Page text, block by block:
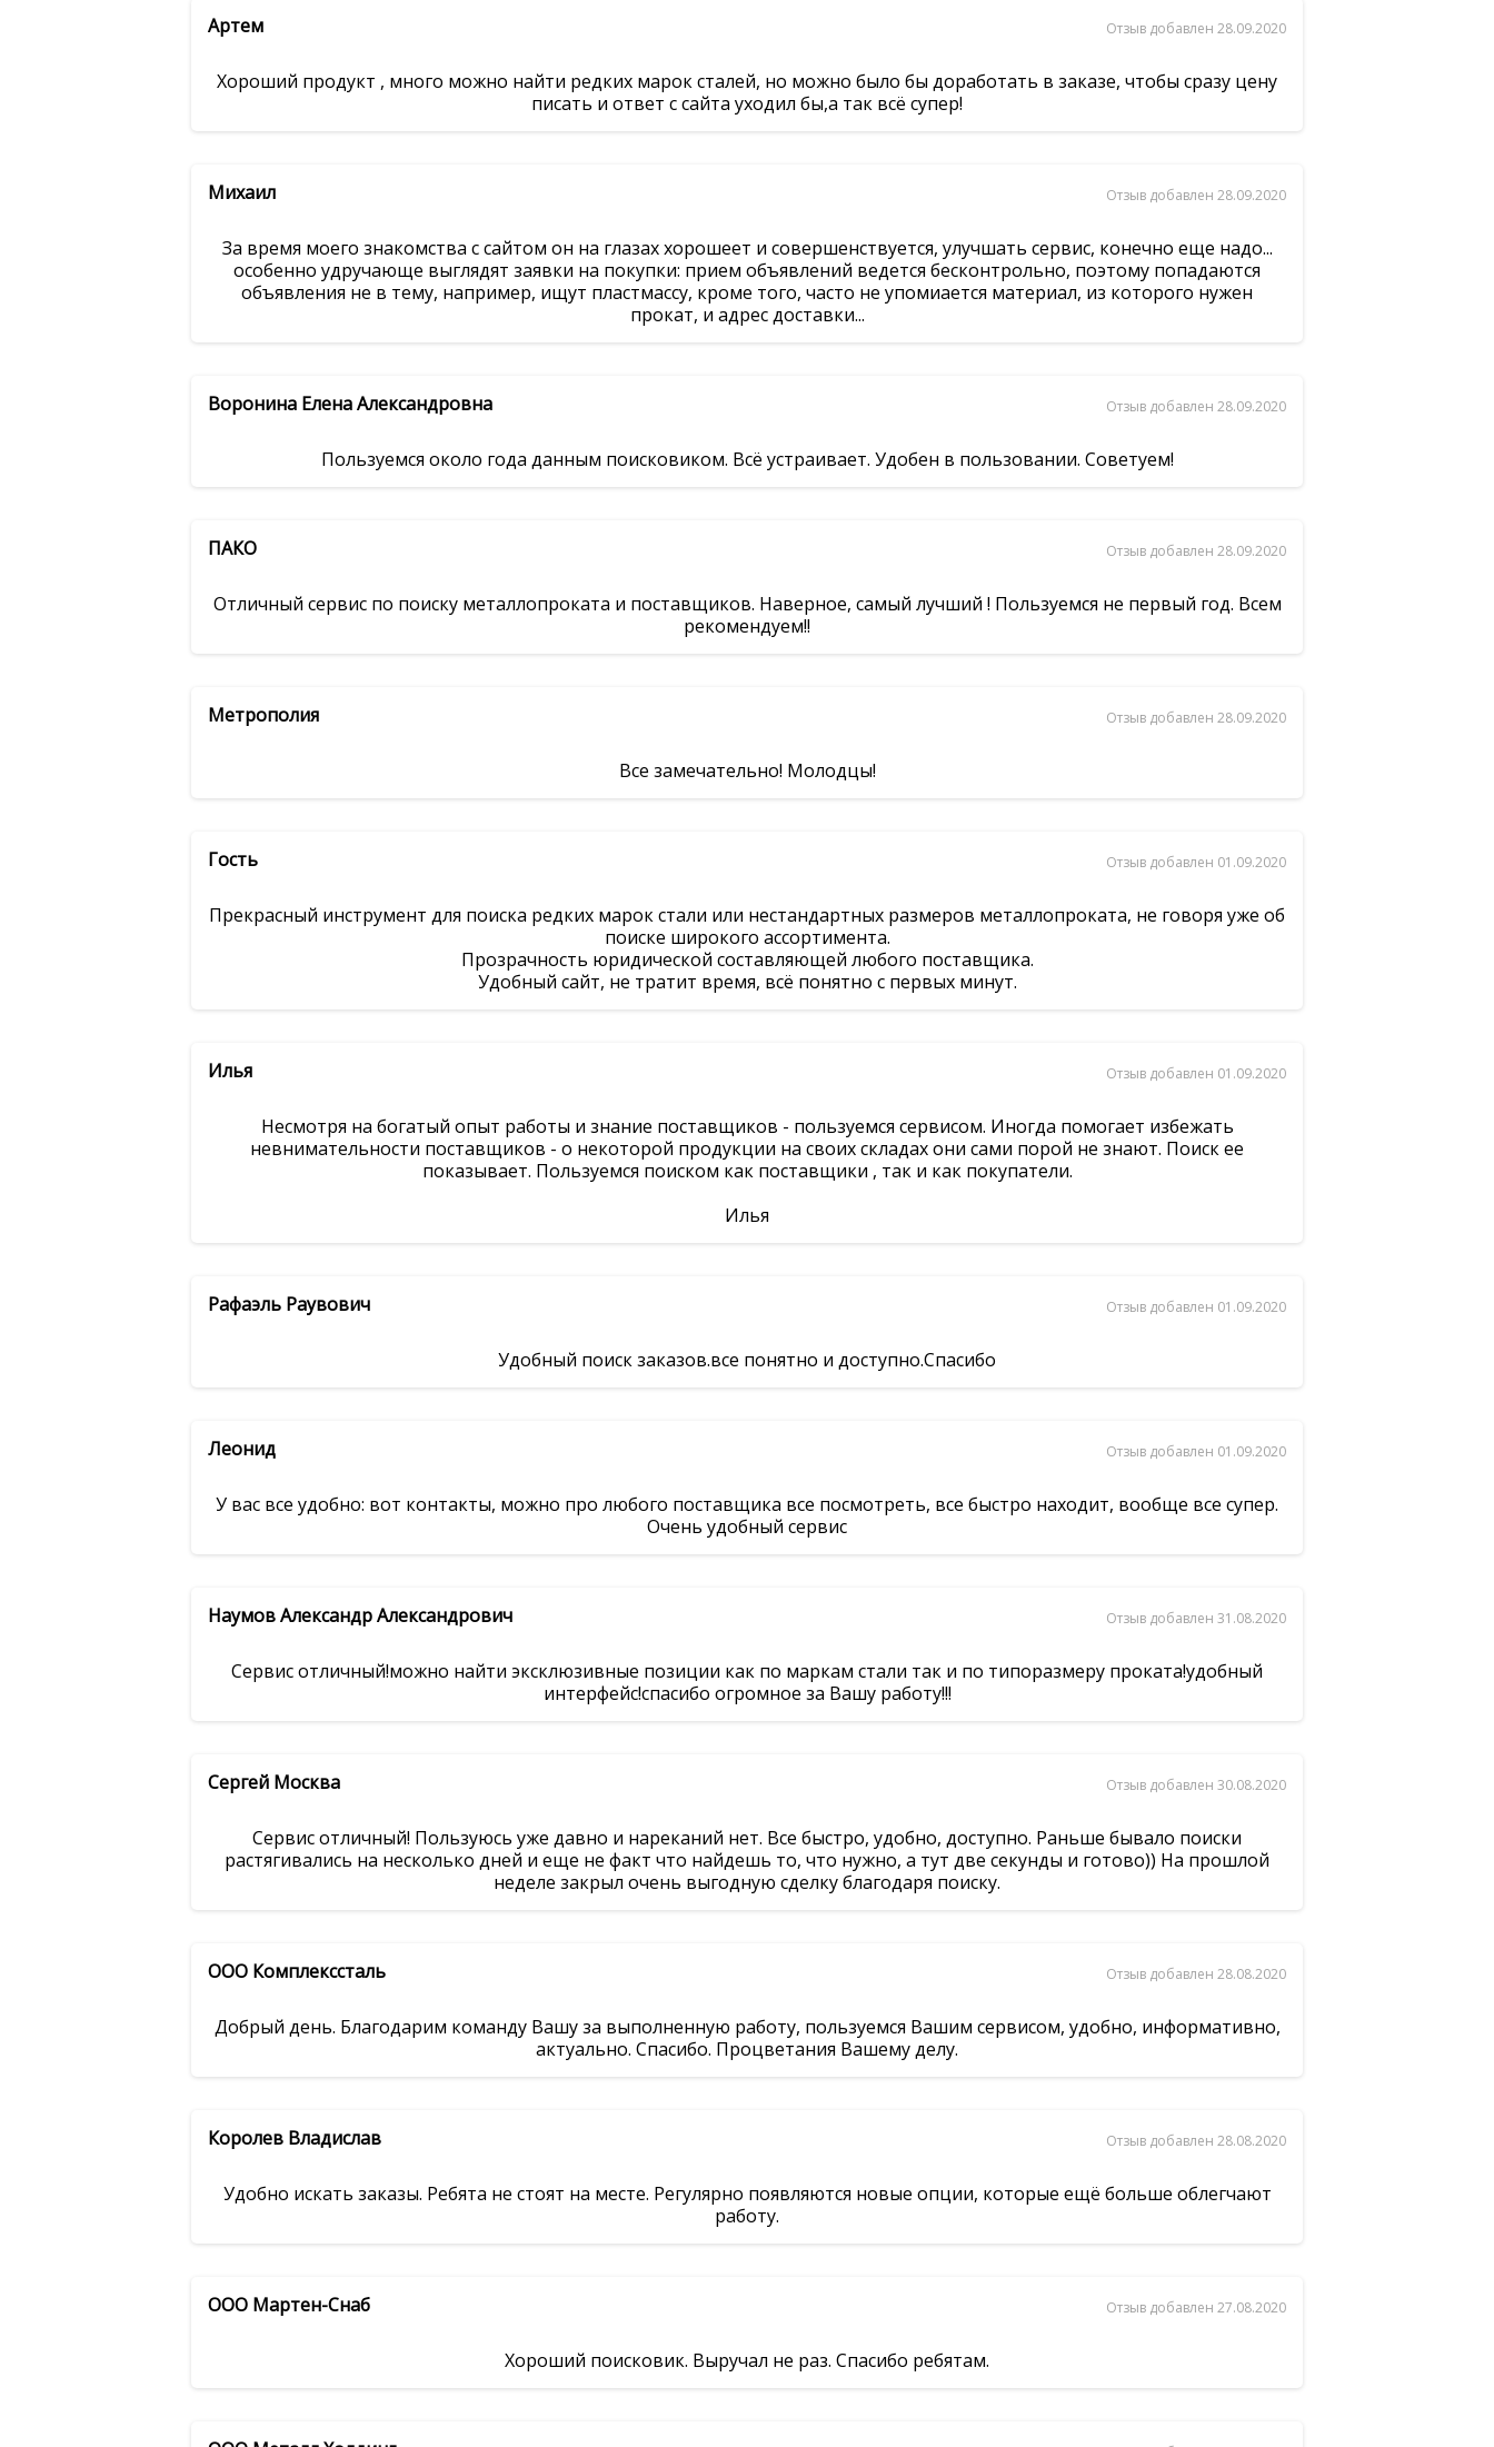
Артем Отзыв добавлен 28.09.2020
Хороший продукт , много можно найти редких марок сталей, но можно было бы доработать в заказе, чтобы сразу цену
писать и ответ с сайта уходил бы,а так всё супер!
Михаил Отзыв добавлен 28.09.2020
За время моего знакомства с сайтом он на глазах хорошеет и совершенствуется, улучшать сервис, конечно еще надо...
особенно удручающе выглядят заявки на покупки: прием объявлений ведется бесконтрольно, поэтому попадаются
объявления не в тему, например, ищут пластмассу, кроме того, часто не упомиается материал, из которого нужен
прокат, и адрес доставки...
Воронина Елена Александровна Отзыв добавлен 28.09.2020
Пользуемся около года данным поисковиком. Всё устраивает. Удобен в пользовании. Советуем!
ПАКО Отзыв добавлен 28.09.2020
Отличный сервис по поиску металлопроката и поставщиков. Наверное, самый лучший ! Пользуемся не первый год. Всем
рекомендуем!!
Метрополия Отзыв добавлен 28.09.2020
Все замечательно! Молодцы!
Гость Отзыв добавлен 01.09.2020
Прекрасный инструмент для поиска редких марок стали или нестандартных размеров металлопроката, не говоря уже об
поиске широкого ассортимента.
Прозрачность юридической составляющей любого поставщика.
Удобный сайт, не тратит время, всё понятно с первых минут.
Илья Отзыв добавлен 01.09.2020
Несмотря на богатый опыт работы и знание поставщиков - пользуемся сервисом. Иногда помогает избежать
невнимательности поставщиков - о некоторой продукции на своих складах они сами порой не знают. Поиск ее
показывает. Пользуемся поиском как поставщики , так и как покупатели.
Илья
Рафаэль Раувович Отзыв добавлен 01.09.2020
Удобный поиск заказов.все понятно и доступно.Спасибо
Леонид Отзыв добавлен 01.09.2020
У вас все удобно: вот контакты, можно про любого поставщика все посмотреть, все быстро находит, вообще все супер.
Очень удобный сервис
Наумов Александр Александрович Отзыв добавлен 31.08.2020
Сервис отличный!можно найти эксклюзивные позиции как по маркам стали так и по типоразмеру проката!удобный
интерфейс!спасибо огромное за Вашу работу!!!
Сергей Москва Отзыв добавлен 30.08.2020
Сервис отличный! Пользуюсь уже давно и нареканий нет. Все быстро, удобно, доступно. Раньше бывало поиски
растягивались на несколько дней и еще не факт что найдешь то, что нужно, а тут две секунды и готово)) На прошлой
неделе закрыл очень выгодную сделку благодаря поиску.
ООО Комплекссталь Отзыв добавлен 28.08.2020
Добрый день. Благодарим команду Вашу за выполненную работу, пользуемся Вашим сервисом, удобно, информативно,
актуально. Спасибо. Процветания Вашему делу.
Королев Владислав Отзыв добавлен 28.08.2020
Удобно искать заказы. Ребята не стоят на месте. Регулярно появляются новые опции, которые ещё больше облегчают
работу.
ООО Мартен-Снаб Отзыв добавлен 27.08.2020
Хороший поисковик. Выручал не раз. Спасибо ребятам.